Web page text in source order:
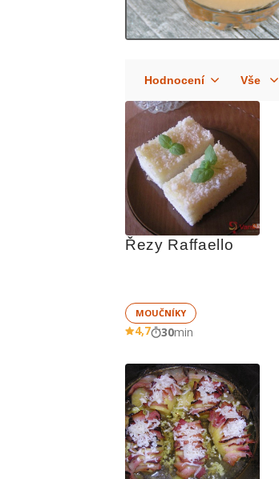
Řezy Raffaello
MOUČNÍKY
4,7 30min